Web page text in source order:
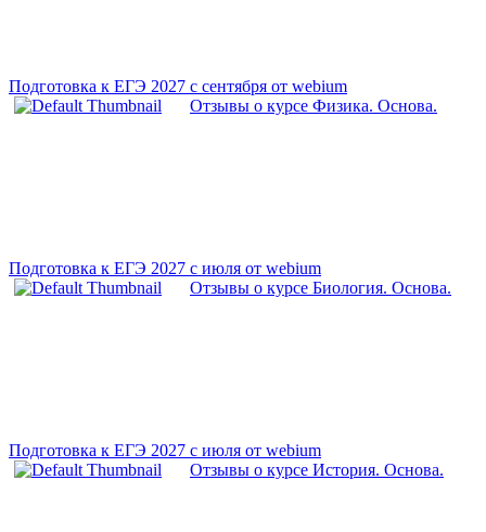
Подготовка к ЕГЭ 2027 с сентября от webium
Отзывы о курсе Физика. Основа.
Подготовка к ЕГЭ 2027 с июля от webium
Отзывы о курсе Биология. Основа.
Подготовка к ЕГЭ 2027 с июля от webium
Отзывы о курсе История. Основа.